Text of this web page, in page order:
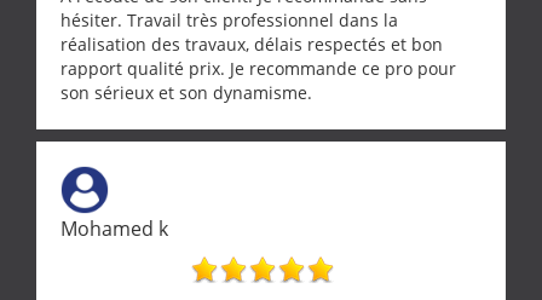
hésiter. Travail très professionnel dans la
réalisation des travaux, délais respectés et bon
rapport qualité prix. Je recommande ce pro pour
son sérieux et son dynamisme.
Mohamed k